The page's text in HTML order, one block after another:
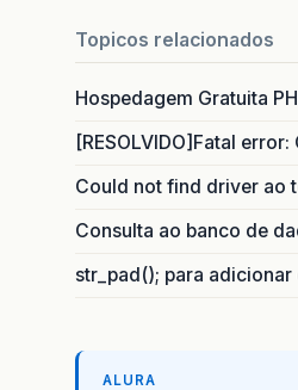
Topicos relacionados
Hospedagem Gratuita
[RESOLVIDO]Fatal
Could not find driver ao
Consulta ao banco de
str_pad(); para adicionar
ALURA